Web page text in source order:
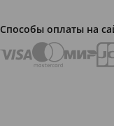
Способы оплаты на